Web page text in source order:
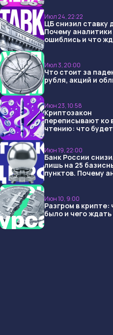
Июл 24, 22:22
ЦБ снизил ставку
Почему аналитики
ошиблись и что
Июл 3, 20:00
Что стоит за
рубля, акций и
Июн 23, 10:58
Криптозакон
переписывают ко
чтению: что будет
Июн 19, 22:00
Банк России
лишь на 25
пунктов. Почему
Июн 10, 9:00
Разгром в крипте:
было и чего